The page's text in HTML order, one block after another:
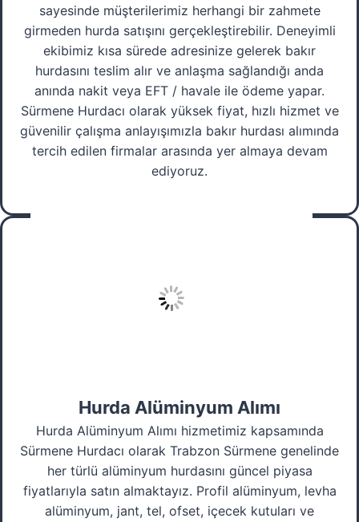
sayesinde müşterilerimiz herhangi bir zahmete
girmeden hurda satışını gerçekleştirebilir. Deneyimli
ekibimiz kısa sürede adresinize gelerek bakır
hurdasını teslim alır ve anlaşma sağlandığı anda
anında nakit veya EFT / havale ile ödeme yapar.
Sürmene Hurdacı olarak yüksek fiyat, hızlı hizmet ve
güvenilir çalışma anlayışımızla bakır hurdası alımında
tercih edilen firmalar arasında yer almaya devam
ediyoruz.
Hurda Alüminyum Alımı
Hurda Alüminyum Alımı hizmetimiz kapsamında
Sürmene Hurdacı olarak Trabzon Sürmene genelinde
her türlü alüminyum hurdasını güncel piyasa
fiyatlarıyla satın almaktayız. Profil alüminyum, levha
alüminyum, jant, tel, ofset, içecek kutuları ve